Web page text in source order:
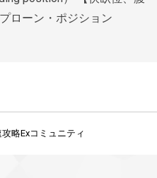
ローン・ポジション
略Exコミュニティ